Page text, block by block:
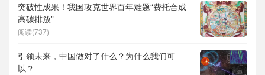
突破性成果！我国攻克世界百年难题“费托合成
高碳排放”
阅读(737)
引领未来，中国做对了什么？为什么我们可
以？